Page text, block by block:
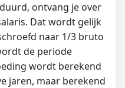
ontvang je over
Dat wordt gelijk
naar 1/3 bruto
de periode
wordt berekend
jaren, maar berekend